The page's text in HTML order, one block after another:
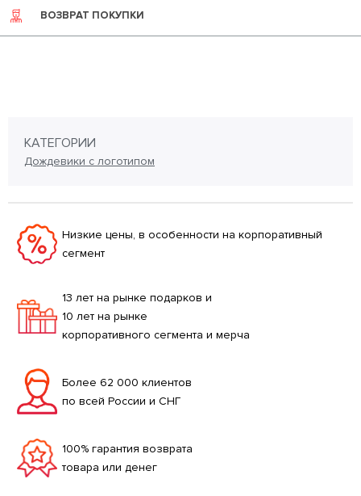
ВОЗВРАТ ПОКУПКИ
КАТЕГОРИИ
Дождевики с логотипом
Низкие цены, в особенности на корпоративный
сегмент
13 лет на рынке подарков и
10 лет на рынке
корпоративного сегмента и мерча
Более 62 000 клиентов
по всей России и СНГ
100% гарантия возврата
товара или денег